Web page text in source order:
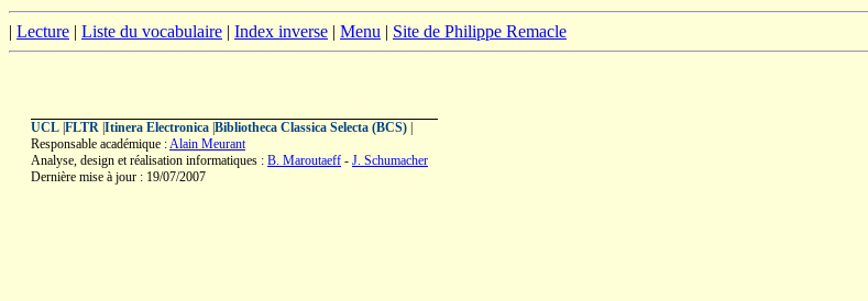
| Lecture | Liste du vocabulaire | Index inverse | Menu | Site de Philippe Remacle
UCL FLTR Itinera Electronica Bibliotheca Classica Selecta (BCS)
Responsable académique :Alain Meurant
Analyse, design et réalisation informatiques : B. Maroutaeff - J. Schumacher
Dernière mise à jour : 19/07/2007